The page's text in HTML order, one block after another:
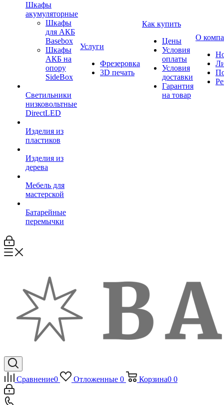
Шкафы
акумуляторные
Шкафы
для АКБ
Basebox
Шкафы
АКБ на
опору
SideBox
Светильники
низковольтные
DirectLED
Изделия из
пластиков
Изделия из
дерева
Мебель для
мастерской
Батарейные
перемычки
Услуги
Фрезеровка
3D печать
Как купить
Цены
Условия
оплаты
Условия
доставки
Гарантия
на товар
О
Сравнение0 Отложенные 0 Корзина0 0